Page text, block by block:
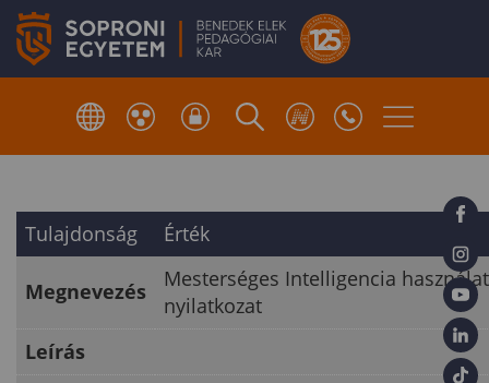
Tulajdonság Érték
Megnevezés
Mesterséges Intelligencia használat
nyilatkozat
Leírás